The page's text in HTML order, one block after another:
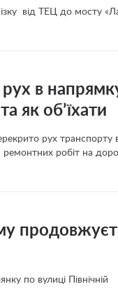
від ТЕЦ до мосту
рух в
як об’їхати
рух транспорту
ремонтних робіт на
по вулиці Північній